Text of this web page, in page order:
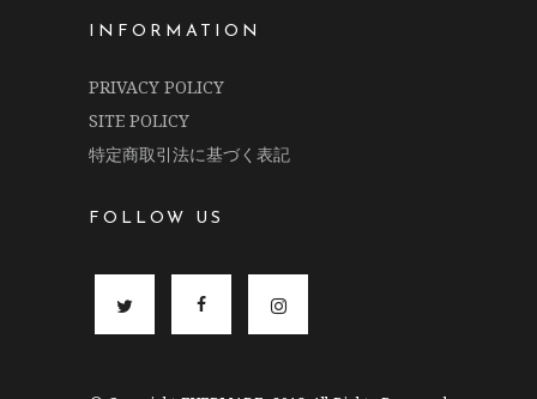
INFORMATION
PRIVACY POLICY
SITE POLICY
特定商取引法に基づく表記
FOLLOW US